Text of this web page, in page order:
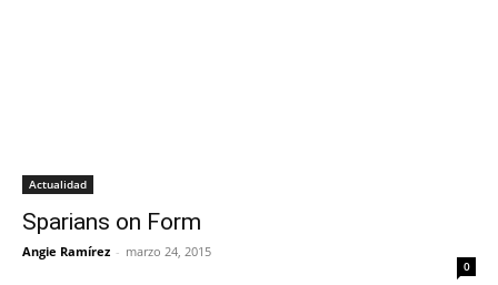
Actualidad
Sparians on Form
Angie Ramírez - marzo 24, 2015
0